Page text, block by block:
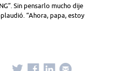
Sin pensarlo mucho dije
“Ahora, papa, estoy